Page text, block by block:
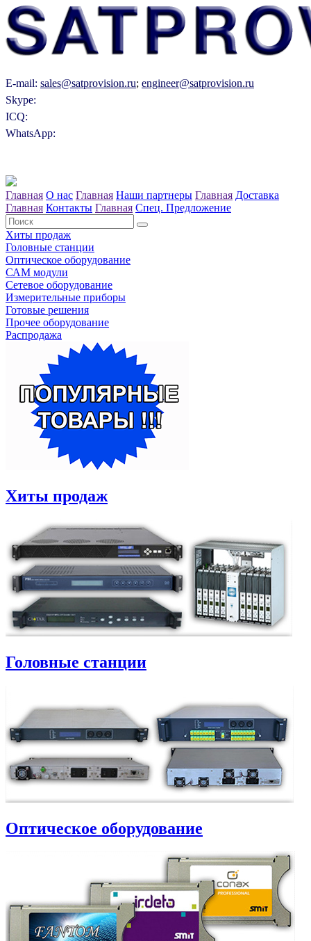
E-mail: sales@satprovision.ru; engineer@satprovision.ru
Skype:
ICQ:
WhatsApp:
Главная О нас Главная Наши партнеры Главная Доставка
Главная Контакты Главная Спец. Предложение
Хиты продаж
Головные станции
Оптическое оборудование
САM модули
Сетевое оборудование
Измерительные приборы
Готовые решения
Прочее оборудование
Распродажа
Хиты продаж
Головные станции
Оптическое оборудование